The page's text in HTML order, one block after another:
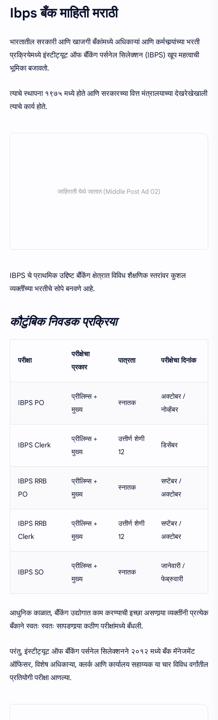
Ibps बँक माहिती मराठी
भारतातील सरकारी आणि खाजगी बँकांमध्ये अधिकाऱ्यां आणि कर्मचार्‍यांच्या भरती
प्रक्रियेमध्ये इंस्टीट्यूट ऑफ बँकिंग पर्सनेल सिलेक्‍शन (IBPS) खूप महत्वाची
भूमिका बजावतो.
त्याचे स्थापना १९७५ मध्ये होते आणि सरकारच्या वित्त मंत्रालयाच्या देखरेखेखाली
त्याचे कार्य होते.
IBPS चे प्राथमिक उद्दिष्ट बँकिंग क्षेत्रात विविध शैक्षणिक स्तरांवर कुशल
व्यक्तींच्या भरतीचे सोपे बनवणे आहे.
कौटुंबिक निवडक प्रक्रिया
परीक्षा
परीक्षेचा
प्रकार
पात्रता परीक्षेचा दिनांक
IBPS PO
प्रीलिम्स +
मुख्य
स्नातक
अक्टोबर /
नोव्हेंबर
IBPS Clerk
प्रीलिम्स +
मुख्य
उत्तीर्ण शेणी
12
डिसेंबर
IBPS RRB
PO
प्रीलिम्स +
मुख्य
स्नातक
सप्टेंबर /
अक्टोबर
IBPS RRB
Clerk
प्रीलिम्स +
मुख्य
उत्तीर्ण शेणी
12
सप्टेंबर /
अक्टोबर
IBPS SO
प्रीलिम्स +
मुख्य
स्नातक
जानेवारी /
फेब्रुवारी
आधुनिक काळात, बँकिंग उद्योगात काम करण्याची इच्छा असणार्‍या व्यक्तींनी प्रत्येक
बँकाने स्वतः स्वतः सापडणार्‍या कठीण परीक्षांमध्ये बँधली.
परंतु, इंस्टीट्यूट ऑफ बँकिंग पर्सनेल सिलेक्शनने २०१२ मध्ये बँक मॅनेजमेंट
ऑफिसर, विशेष अधिकाऱ्या, क्लर्क आणि कार्यालय सहाय्यक या चार विविध वर्गांतील
प्रतियोगी परीक्षा आणल्या.